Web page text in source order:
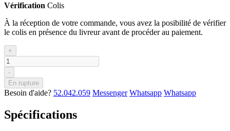
Vérification Colis
À la réception de votre commande, vous avez la posibilité de vérifier
le colis en présence du livreur avant de procéder au paiement.
+
-
En rupture
Besoin d'aide? 52.042.059 Messenger Whatsapp Whatsapp
Spécifications